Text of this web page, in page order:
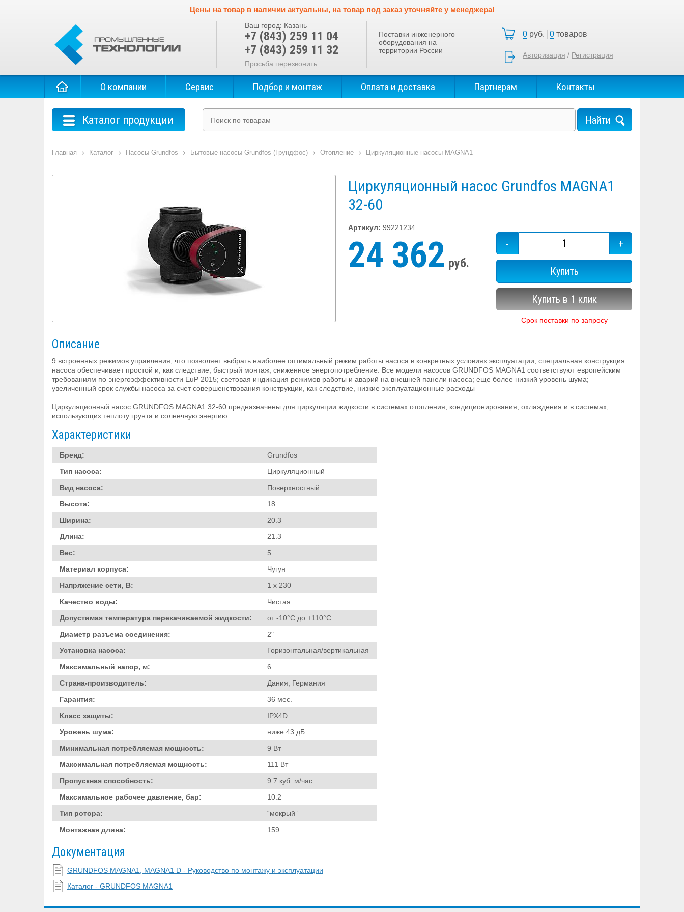
Цены на товар в наличии актуальны, на товар под заказ уточняйте у менеджера!
Ваш город: Казань
+7 (843) 259 11 04
+7 (843) 259 11 32
Просьба перезвонить
Поставки инженерного
оборудования на
территории России
0 руб. 0 товаров
Авторизация / Регистрация
О компании Сервис Подбор и монтаж Оплата и доставка Партнерам Контакты
Каталог продукции
Главная Каталог Насосы Grundfos Бытовые насосы Grundfos (Грундфос) Отопление Циркуляционные насосы MAGNA1
Циркуляционный насос Grundfos MAGNA1
32-60
Артикул: 99221234
24 362 руб.
- +
Купить
Купить в 1 клик
Срок поставки по запросу
Описание
9 встроенных режимов управления, что позволяет выбрать наиболее оптимальный режим работы насоса в конкретных условиях эксплуатации; специальная конструкция
насоса обеспечивает простой и, как следствие, быстрый монтаж; сниженное энергопотребление. Все модели насосов GRUNDFOS MAGNA1 соответствуют европейским
требованиям по энергоэффективности EuP 2015; световая индикация режимов работы и аварий на внешней панели насоса; еще более низкий уровень шума;
увеличенный срок службы насоса за счет совершенствования конструкции, как следствие, низкие эксплуатационные расходы
Циркуляционный насос GRUNDFOS MAGNA1 32-60 предназначены для циркуляции жидкости в системах отопления, кондиционирования, охлаждения и в системах,
использующих теплоту грунта и солнечную энергию.
Характеристики
Бренд:
Grundfos
Тип насоса:
Циркуляционный
Вид насоса:
Поверхностный
Высота:
18
Ширина:
20.3
Длина:
21.3
Вес:
5
Материал корпуса:
Чугун
Напряжение сети, В:
1 х 230
Качество воды:
Чистая
Допустимая температура перекачиваемой жидкости:
от -10°C до +110°C
Диаметр разъема соединения:
2"
Установка насоса:
Горизонтальная/вертикальная
Максимальный напор, м:
6
Страна-производитель:
Дания, Германия
Гарантия:
36 мес.
Класс защиты:
IPX4D
Уровень шума:
ниже 43 дБ
Минимальная потребляемая мощность:
9 Вт
Максимальная потребляемая мощность:
111 Вт
Пропускная способность:
9.7 куб. м/час
Максимальное рабочее давление, бар:
10.2
Тип ротора:
“мокрый”
Монтажная длина:
159
Документация
GRUNDFOS MAGNA1, MAGNA1 D - Руководство по монтажу и эксплуатации
Каталог - GRUNDFOS MAGNA1